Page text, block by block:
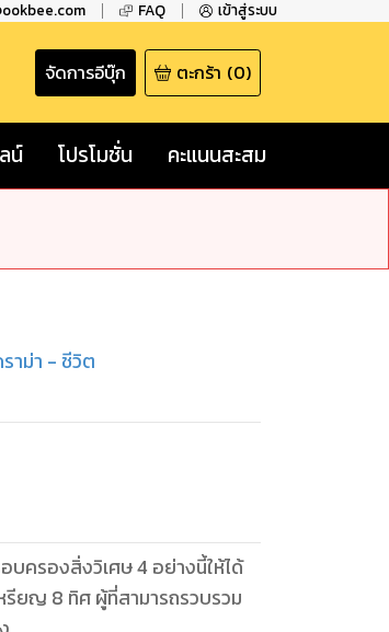
FAQ เข้าสู่ระบบ
จัดการอีบุ๊ก ตะกร้า (0)
น์ โปรโมชั่น คะแนนสะสม
าม่า - ชีวิต
ครองสิ่งวิเศษ 4 อย่างนี้ให้ได้